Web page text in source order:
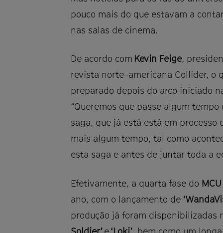
pouco mais do que estavam a
nas salas de cinema.
De acordo com Kevin Feige,
revista norte-americana Collider, o
preparado depois do arco iniciado
“Queremos que passe algum
saga, que já está está em processo
mais algum tempo, tal como
esta saga e antes de juntar toda a
Efetivamente, a quarta fase do MCU
ano, com o lançamento de
produção já foram disponibilizadas